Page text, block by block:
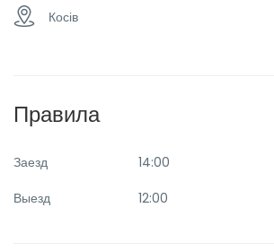
Косів
Правила
Заезд
14:00
Выезд
12:00